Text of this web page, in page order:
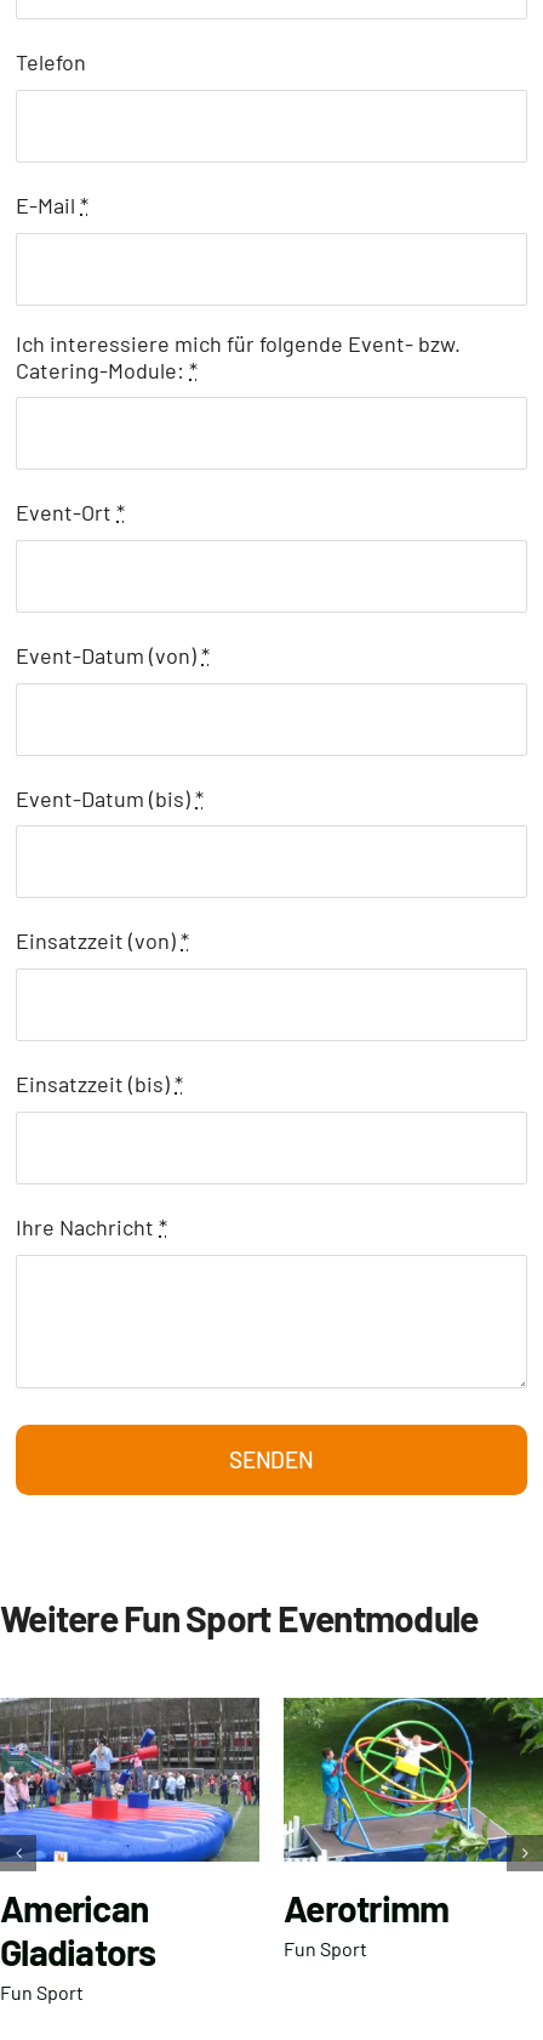
Telefon
E-Mail*
Ich interessiere mich für folgende Event- bzw.
Catering-Module:*
Event-Ort*
Event-Datum (von)*
Event-Datum (bis)*
Einsatzzeit (von)*
Einsatzzeit (bis)*
Ihre Nachricht*
SENDEN
Weitere Fun Sport Eventmodule
American
Gladiators
Fun Sport
Aerotrimm
Fun Sport